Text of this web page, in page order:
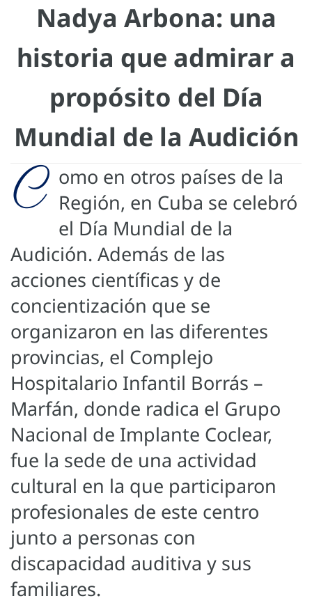
Nadya Arbona: una
historia que admirar a
propósito del Día
Mundial de la Audición
C omo en otros países de la
Región, en Cuba se celebró
el Día Mundial de la
Audición. Además de las
acciones científicas y de
concientización que se
organizaron en las diferentes
provincias, el Complejo
Hospitalario Infantil Borrás –
Marfán, donde radica el Grupo
Nacional de Implante Coclear,
fue la sede de una actividad
cultural en la que participaron
profesionales de este centro
junto a personas con
discapacidad auditiva y sus
familiares.